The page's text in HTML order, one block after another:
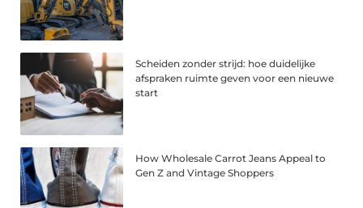
Scheiden zonder strijd: hoe duidelijke
afspraken ruimte geven voor een nieuwe
start
How Wholesale Carrot Jeans Appeal to
Gen Z and Vintage Shoppers